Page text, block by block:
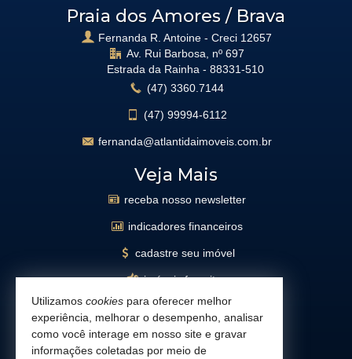
Praia dos Amores / Brava
Fernanda R. Antoine - Creci 12657
Av. Rui Barbosa, nº 697
Estrada da Rainha - 88331-510
(47) 3360.7144
(47) 99994-6112
fernanda@atlantidaimoveis.com.br
Veja Mais
receba nosso newsletter
indicadores financeiros
cadastre seu imóvel
imóveis favoritos
mapa de imóveis
busca imóveis
Utilizamos cookies para oferecer melhor
experiência, melhorar o desempenho, analisar
como você interage em nosso site e gravar
informações coletadas por meio de